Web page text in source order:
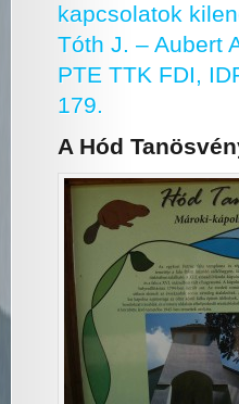
kapcsolatok
Tóth J. – Aubert
PTE TTK FDI,
179.
A Hód